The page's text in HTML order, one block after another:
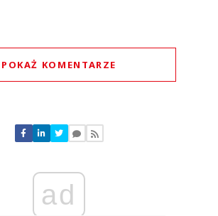
POKAŻ KOMENTARZE
Nie znaleziono komentarzy
swoje komentarze
Anuluj
ad